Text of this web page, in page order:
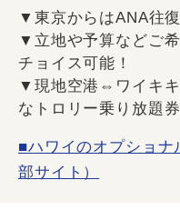
▼東京からはANA往復
▼立地や予算などご
チョイス可能！
▼現地空港⇔ワイキキ
なトロリー乗り放題
■ハワイのオプショナ
部サイト）